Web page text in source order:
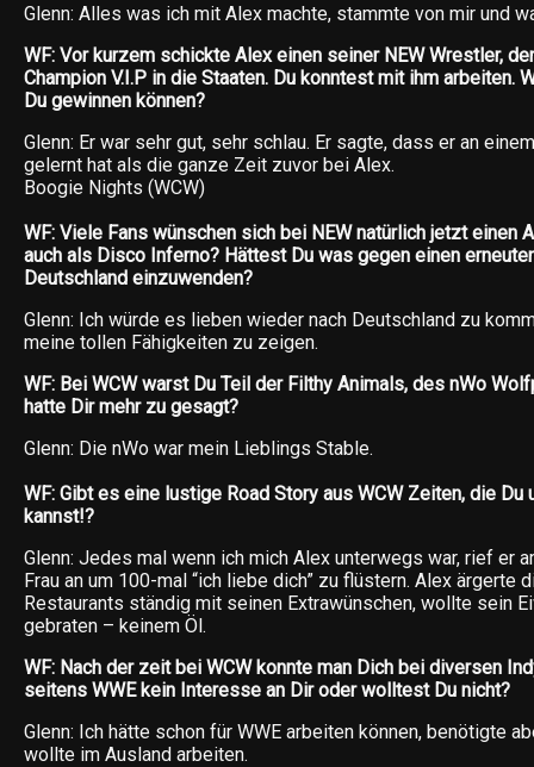
Glenn: Alles was ich mit Alex machte, stammte von mir und
WF: Vor kurzem schickte Alex einen seiner NEW Wrestler,
Champion V.I.P in die Staaten. Du konntest mit ihm arbeiten.
Du gewinnen können?
Glenn: Er war sehr gut, sehr schlau. Er sagte, dass er an
gelernt hat als die ganze Zeit zuvor bei Alex.
Boogie Nights (WCW)
WF: Viele Fans wünschen sich bei NEW natürlich jetzt einen
auch als Disco Inferno? Hättest Du was gegen einen
Deutschland einzuwenden?
Glenn: Ich würde es lieben wieder nach Deutschland zu
meine tollen Fähigkeiten zu zeigen.
WF: Bei WCW warst Du Teil der Filthy Animals, des nWo
hatte Dir mehr zu gesagt?
Glenn: Die nWo war mein Lieblings Stable.
WF: Gibt es eine lustige Road Story aus WCW Zeiten, die Du
kannst!?
Glenn: Jedes mal wenn ich mich Alex unterwegs war, rief er
Frau an um 100-mal “ich liebe dich” zu flüstern. Alex ärgerte
Restaurants ständig mit seinen Extrawünschen, wollte sein
gebraten – keinem Öl.
WF: Nach der zeit bei WCW konnte man Dich bei diversen
seitens WWE kein Interesse an Dir oder wolltest Du nicht?
Glenn: Ich hätte schon für WWE arbeiten können, benötigte
wollte im Ausland arbeiten.